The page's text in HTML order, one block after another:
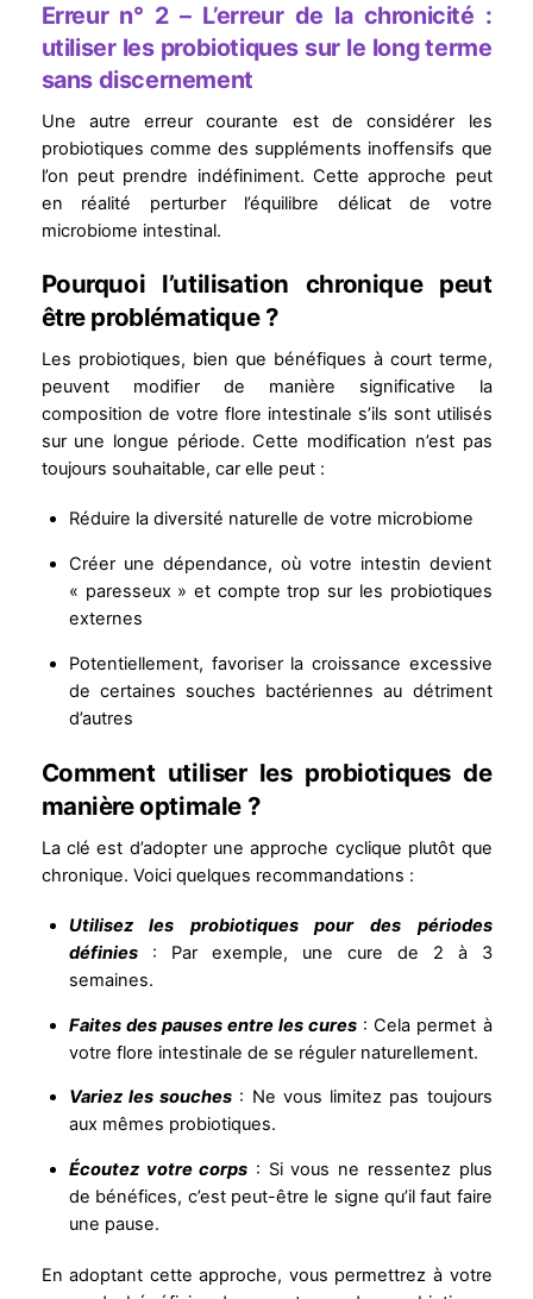
Erreur n° 2 – L’erreur de la chronicité :
utiliser les probiotiques sur le long terme
sans discernement
Une autre erreur courante est de considérer les
probiotiques comme des suppléments inoffensifs que
l’on peut prendre indéfiniment. Cette approche peut
en réalité perturber l’équilibre délicat de votre
microbiome intestinal.
Pourquoi l’utilisation chronique peut
être problématique ?
Les probiotiques, bien que bénéfiques à court terme,
peuvent modifier de manière significative la
composition de votre flore intestinale s’ils sont utilisés
sur une longue période. Cette modification n’est pas
toujours souhaitable, car elle peut :
Réduire la diversité naturelle de votre microbiome
Créer une dépendance, où votre intestin devient
« paresseux » et compte trop sur les probiotiques
externes
Potentiellement, favoriser la croissance excessive
de certaines souches bactériennes au détriment
d’autres
Comment utiliser les probiotiques de
manière optimale ?
La clé est d’adopter une approche cyclique plutôt que
chronique. Voici quelques recommandations :
Utilisez les probiotiques pour des périodes
définies: Par exemple, une cure de 2 à 3
semaines.
Faites des pauses entre les cures : Cela permet à
votre flore intestinale de se réguler naturellement.
Variez les souches : Ne vous limitez pas toujours
aux mêmes probiotiques.
Écoutez votre corps : Si vous ne ressentez plus
de bénéfices, c’est peut-être le signe qu’il faut faire
une pause.
En adoptant cette approche, vous permettrez à votre